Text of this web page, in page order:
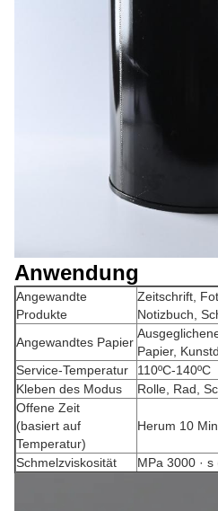
Anwendung
Angewandte
Produkte
Zeitschrift,
Notizbuch,
Angewandtes Papier
Papier,
Service-Temperatur
110ºC-140ºC
Kleben des Modus
Rolle, Rad,
Offene Zeit
(basiert auf
Temperatur)
Herum 10
Schmelzviskosität MPa 3000 · s